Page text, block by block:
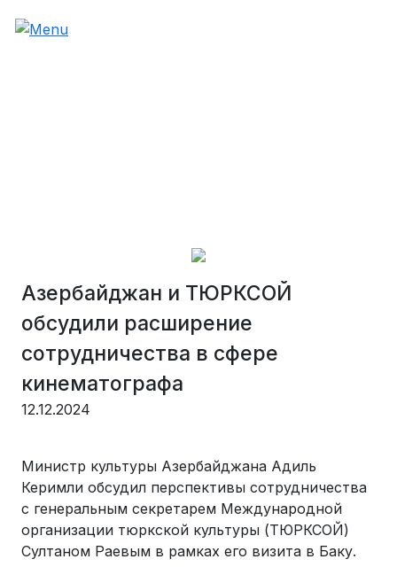
Азербайджан и ТЮРКСОЙ
обсудили расширение
сотрудничества в сфере
кинематографа
12.12.2024
Министр культуры Азербайджана Адиль
Керимли обсудил перспективы сотрудничества
с генеральным секретарем Международной
организации тюркской культуры (ТЮРКСОЙ)
Султаном Раевым в рамках его визита в Баку.